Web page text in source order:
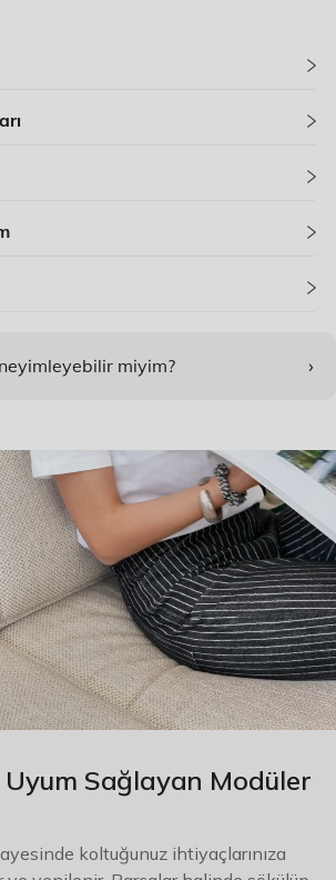
miyim? ›
Uyum Sağlayan Modüler
koltuğunuz ihtiyaçlarınıza